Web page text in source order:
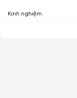
Kinh nghiệm